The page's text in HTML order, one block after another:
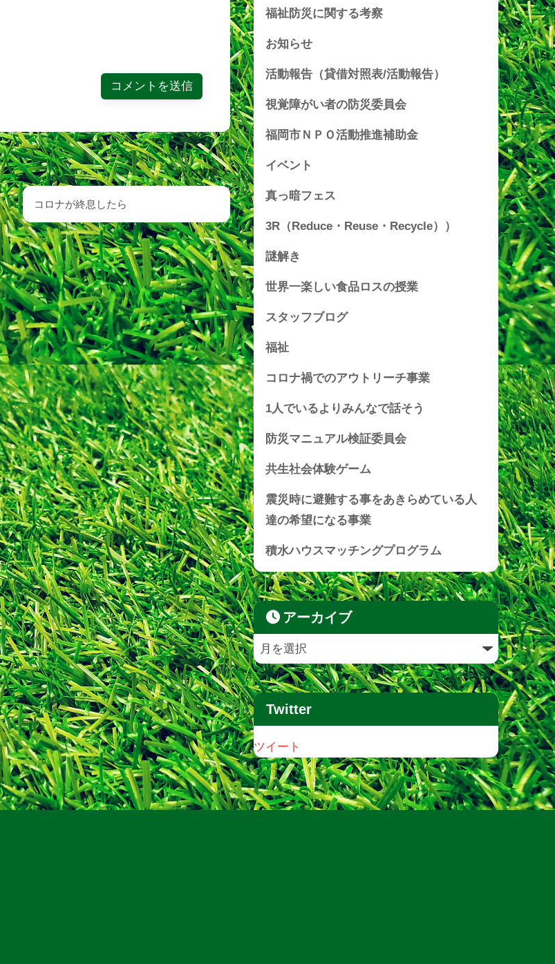
次の記事
コロナが終息したら
福祉防災に関する考察
お知らせ
活動報告（貸借対照表/活動報告）
視覚障がい者の防災委員会
福岡市ＮＰＯ活動推進補助金
イベント
真っ暗フェス
3R（Reduce・Reuse・Recycle））
謎解き
世界一楽しい食品ロスの授業
スタッフブログ
福祉
コロナ禍でのアウトリーチ事業
1人でいるよりみんなで話そう
防災マニュアル検証委員会
共生社会体験ゲーム
震災時に避難する事をあきらめている人
達の希望になる事業
積水ハウスマッチングプログラム
アーカイブ
Twitter
ツイート